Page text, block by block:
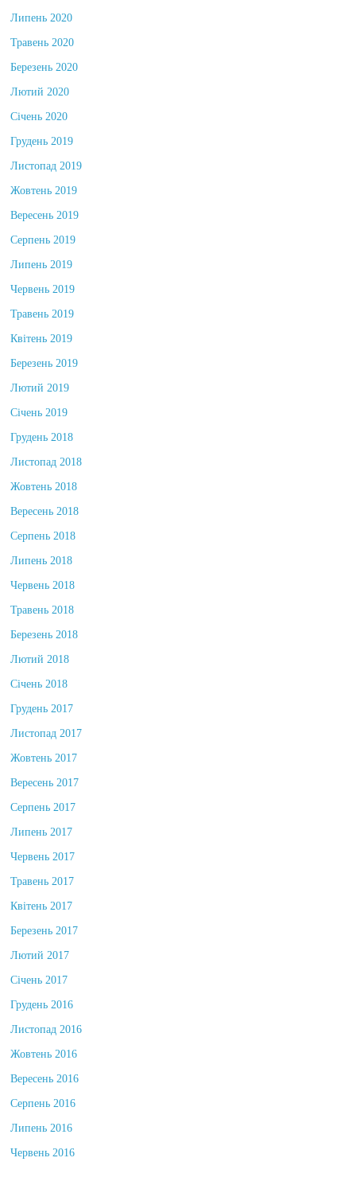
Липень 2020
Травень 2020
Березень 2020
Лютий 2020
Січень 2020
Грудень 2019
Листопад 2019
Жовтень 2019
Вересень 2019
Серпень 2019
Липень 2019
Червень 2019
Травень 2019
Квітень 2019
Березень 2019
Лютий 2019
Січень 2019
Грудень 2018
Листопад 2018
Жовтень 2018
Вересень 2018
Серпень 2018
Липень 2018
Червень 2018
Травень 2018
Березень 2018
Лютий 2018
Січень 2018
Грудень 2017
Листопад 2017
Жовтень 2017
Вересень 2017
Серпень 2017
Липень 2017
Червень 2017
Травень 2017
Квітень 2017
Березень 2017
Лютий 2017
Січень 2017
Грудень 2016
Листопад 2016
Жовтень 2016
Вересень 2016
Серпень 2016
Липень 2016
Червень 2016